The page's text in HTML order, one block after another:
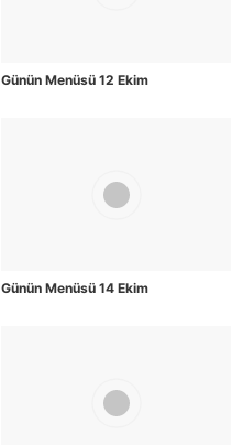
Günün Menüsü 12 Ekim
Günün Menüsü 14 Ekim